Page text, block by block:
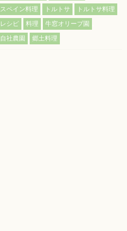
スペイン料理 トルトサ トルトサ料理
レシピ 料理 牛窓オリーブ園
自社農園 郷土料理